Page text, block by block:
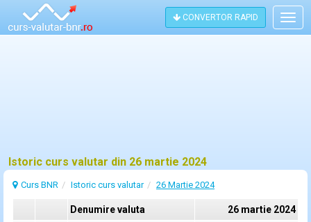
CONVERTOR RAPID
Istoric curs valutar din 26 martie 2024
Curs BNR Istoric curs valutar 26 Martie 2024
Denumire valuta
26 martie 2024